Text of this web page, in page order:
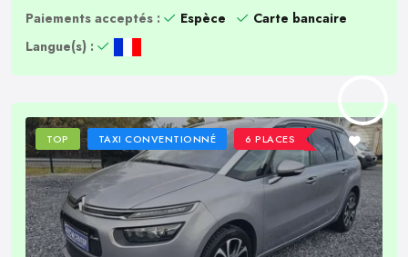
Paiements acceptés :
Espèce
Carte bancaire
Langue(s) :
TOP TAXI CONVENTIONNÉ 6 PLACES